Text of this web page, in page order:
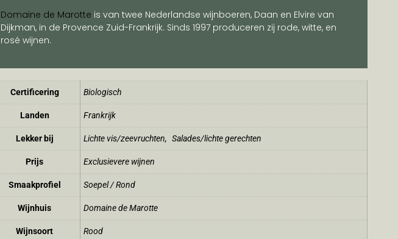
Domaine de Marotte is van twee Nederlandse wijnboeren, Daan en Elvire van
Dijkman, in de Provence Zuid-Frankrijk. Sinds 1997 produceren zij rode, witte, en
rosé wijnen.
Certificering Biologisch
Landen Frankrijk
Lekker bij Lichte vis/zeevruchten, Salades/lichte gerechten
Prijs Exclusievere wijnen
Smaakprofiel Soepel / Rond
Wijnhuis Domaine de Marotte
Wijnsoort Rood